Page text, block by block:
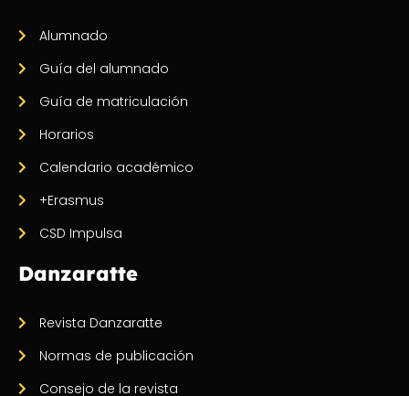
Alumnado
Guía del alumnado
Guía de matriculación
Horarios
Calendario académico
+Erasmus
CSD Impulsa
Danzaratte
Revista Danzaratte
Normas de publicación
Consejo de la revista